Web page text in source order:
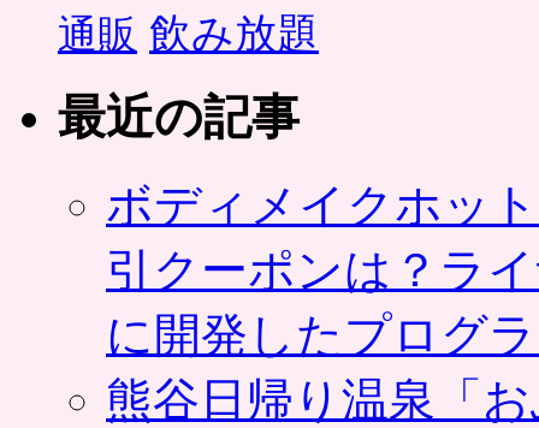
通販 飲み放題
最近の記事
ボディメイクホッ
引クーポンは？ラ
に開発したプログ
熊谷日帰り温泉「